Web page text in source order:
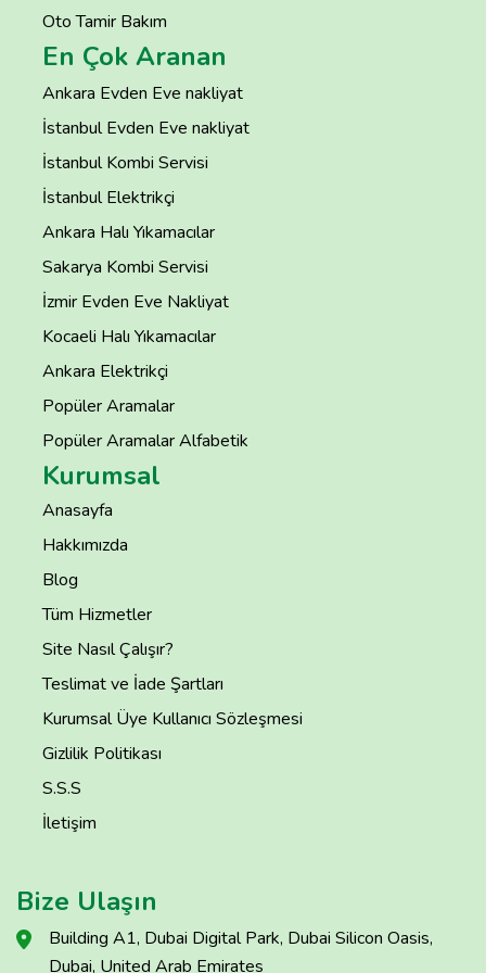
Oto Tamir Bakım
En Çok Aranan
Ankara Evden Eve nakliyat
İstanbul Evden Eve nakliyat
İstanbul Kombi Servisi
İstanbul Elektrikçi
Ankara Halı Yıkamacılar
Sakarya Kombi Servisi
İzmir Evden Eve Nakliyat
Kocaeli Halı Yıkamacılar
Ankara Elektrikçi
Popüler Aramalar
Popüler Aramalar Alfabetik
Kurumsal
Anasayfa
Hakkımızda
Blog
Tüm Hizmetler
Site Nasıl Çalışır?
Teslimat ve İade Şartları
Kurumsal Üye Kullanıcı Sözleşmesi
Gizlilik Politikası
S.S.S
İletişim
Bize Ulaşın
Building A1, Dubai Digital Park, Dubai Silicon Oasis,
Dubai, United Arab Emirates